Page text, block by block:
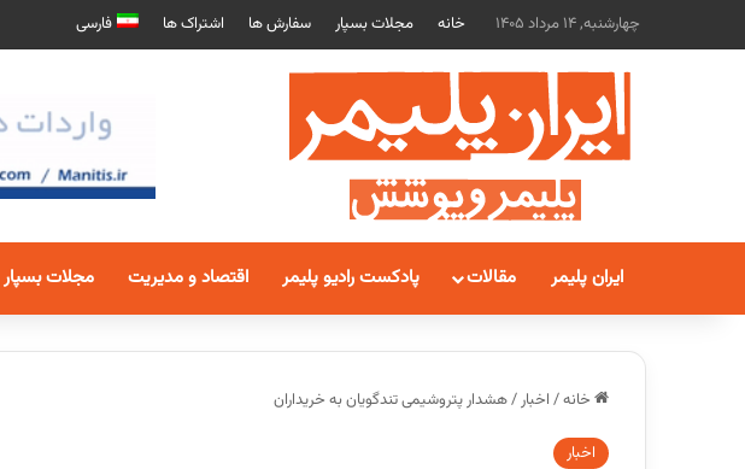
چهارشنبه, 14 مرداد 1405 خانه مجلات بسپار سفارش ها اشتراک ها فارسی
ایران پلیمر مقالات پادکست رادیو پلیمر اقتصاد و مدیریت مجلات بسپار
خانه/ اخبار/هشدار پتروشیمی تندگویان به خریداران
اخبار